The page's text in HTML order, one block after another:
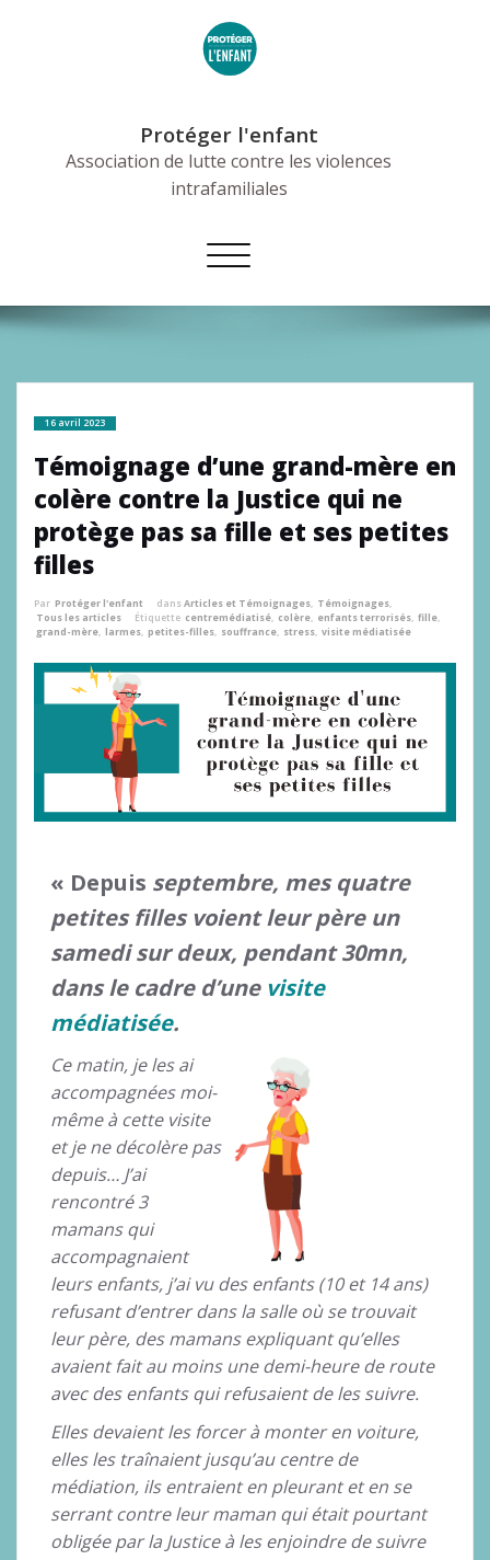
Protéger l'enfant
Association de lutte contre les violences
intrafamiliales
Afficher/masquer
la
16 avril 2023
Témoignage d’une grand-mère en
colère contre la Justice qui ne
protège pas sa fille et ses petites
filles
Par Protéger l'enfant dansArticles et Témoignages, Témoignages,
Tous les articles
Étiquette centremédiatisé, colère, enfants terrorisés, fille,
grand-mère, larmes, petites-filles, souffrance, stress, visite médiatisée
« Depuis septembre, mes quatre
petites filles voient leur père un
samedi sur deux, pendant 30mn,
dans le cadre d’une visite
médiatisée.
Ce matin, je les ai
accompagnées moi-
même à cette visite
et je ne décolère pas
depuis… J’ai
rencontré 3
mamans qui
accompagnaient
leurs enfants, j’ai vu des enfants (10 et 14 ans)
refusant d’entrer dans la salle où se trouvait
leur père, des mamans expliquant qu’elles
avaient fait au moins une demi-heure de route
avec des enfants qui refusaient de les suivre.
Elles devaient les forcer à monter en voiture,
elles les traînaient jusqu’au centre de
médiation, ils entraient en pleurant et en se
serrant contre leur maman qui était pourtant
obligée par la Justice à les enjoindre de suivre